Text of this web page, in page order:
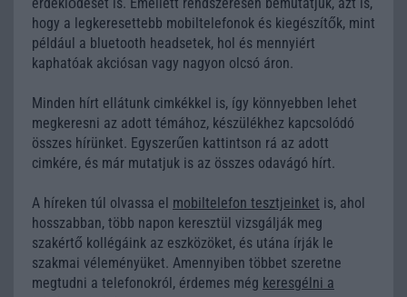
hogy a legkeresettebb mobiltelefonok és kiegészítők, mint
például a bluetooth headsetek, hol és mennyiért
kaphatóak akciósan vagy nagyon olcsó áron.
Minden hírt ellátunk cimkékkel is, így könnyebben lehet
megkeresni az adott témához, készülékhez kapcsolódó
összes hírünket. Egyszerűen kattintson rá az adott
cimkére, és már mutatjuk is az összes odavágó hírt.
A híreken túl olvassa el mobiltelefon tesztjeinket is, ahol
hosszabban, több napon keresztül vizsgálják meg
szakértő kollégáink az eszközöket, és utána írják le
szakmai véleményüket. Amennyiben többet szeretne
megtudni a telefonokról, érdemes még keresgélni a